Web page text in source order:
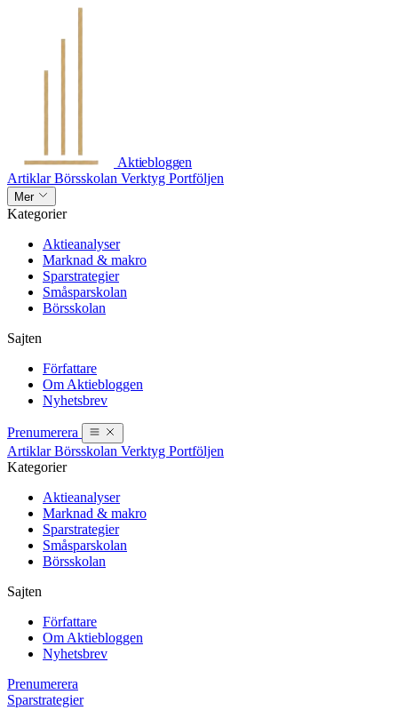
Aktiebloggen
ArtiklarBörsskolan Verktyg Portföljen
Mer
Kategorier
Aktieanalyser
Marknad & makro
Sparstrategier
Småsparskolan
Börsskolan
Sajten
Författare
Om Aktiebloggen
Nyhetsbrev
Prenumerera
ArtiklarBörsskolan Verktyg Portföljen
Kategorier
Aktieanalyser
Marknad & makro
Sparstrategier
Småsparskolan
Börsskolan
Sajten
Författare
Om Aktiebloggen
Nyhetsbrev
Prenumerera
Sparstrategier